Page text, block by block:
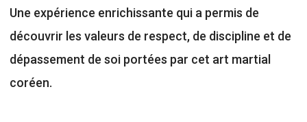
Une expérience enrichissante qui a permis de
découvrir les valeurs de respect, de discipline et de
dépassement de soi portées par cet art martial
coréen.